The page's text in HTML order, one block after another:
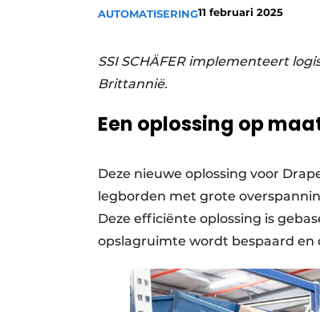
AUTOMATISERING11 februari 2025
SSI SCHÄFER implementeert
Brittannië.
Een oplossing op
Deze nieuwe oplossing voor
legborden met grote
Deze efficiënte oplossing is
opslagruimte wordt bespaard